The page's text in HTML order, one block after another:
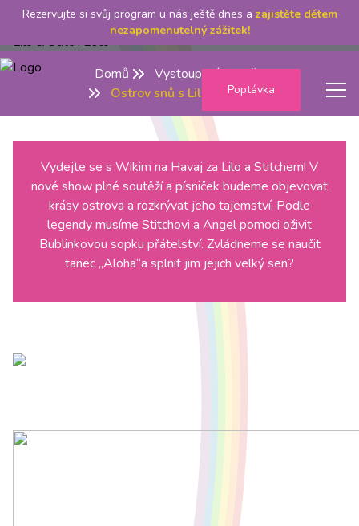
Rezervujte si svůj program u nás ještě dnes a zajistěte dětem
nezapomenutelný zážitek!
Menu
Poptávka
Domů
Vystoupení pro děti
Ostrov snů s Lilo a Stitchem
Vydejte se s Wikim na Havaj za Lilo a Stitchem! V
nové show plné soutěží a písniček budeme objevovat
krásy ostrova a rozkrývat jeho tajemství. Podle
legendy musíme Stitchovi a Angel pomoci oživit
Bublinkovou sopku přátelství. Zvládneme se naučit
tanec „Aloha“a splnit jim jejich velký sen?